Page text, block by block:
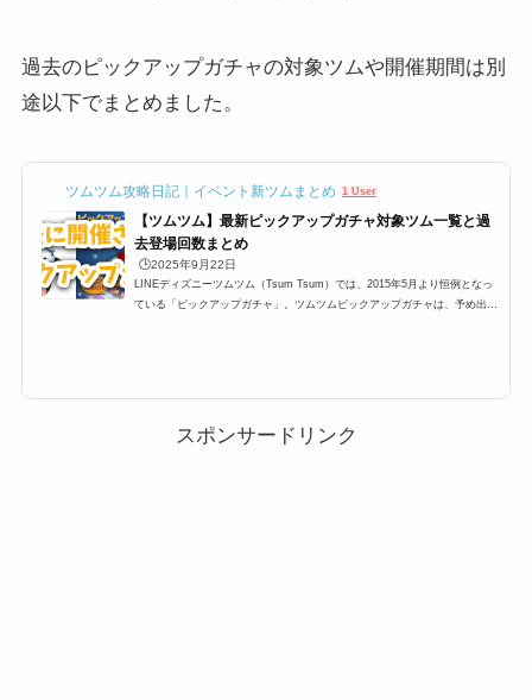
過去のピックアップガチャの対象ツムや開催期間は別
途以下でまとめました。
ツムツム攻略日記｜イベント新ツムまとめ 1 User
【ツムツム】最新ピックアップガチャ対象ツム一覧と過
去登場回数まとめ
🕒️2025年9月22日
LINEディズニーツムツム（Tsum Tsum）では、2015年5月より恒例となっ
ている「ピックアップガチャ」。ツムツムピックアップガチャは、予め出る
アップガチャの過去開催分のま...
スポンサードリンク